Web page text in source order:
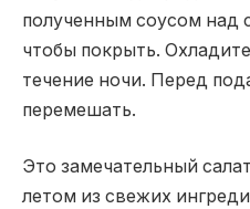
полученным соусом над
чтобы покрыть.
течение ночи. Перед
перемешать.
Это замечательный
летом из свежих